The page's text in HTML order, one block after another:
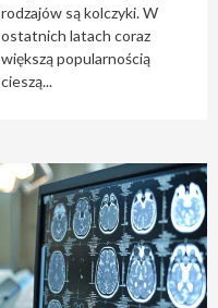
rodzajów są kolczyki. W
ostatnich latach coraz
większą popularnością
cieszą...